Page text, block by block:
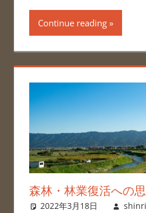
Continue reading
森林・林業復活への
2022年3月18日